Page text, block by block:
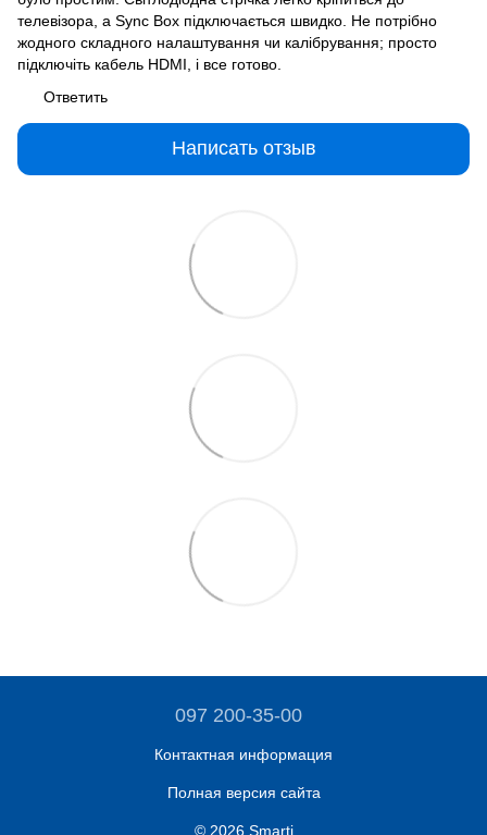
телевізора, а Sync Box підключається швидко. Не потрібно
жодного складного налаштування чи калібрування; просто
підключіть кабель HDMI, і все готово.
Ответить
Написать отзыв
097 200-35-00
Контактная информация
Полная версия сайта
© 2026 Smarti